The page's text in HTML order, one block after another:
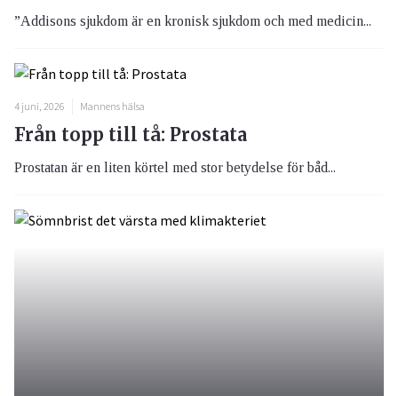
”Addisons sjukdom är en kronisk sjukdom och med medicin...
4 juni, 2026 Mannens hälsa
Från topp till tå: Prostata
Prostatan är en liten körtel med stor betydelse för båd...